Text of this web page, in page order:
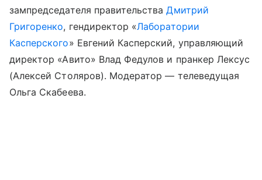
зампредседателя правительстваДмитрий
Григоренко, гендиректор «Лаборатории
Касперского» Евгений Касперский, управляющий
директор «Авито» Влад Федулов и пранкер Лексус
(Алексей Столяров). Модератор — телеведущая
Ольга Скабеева.